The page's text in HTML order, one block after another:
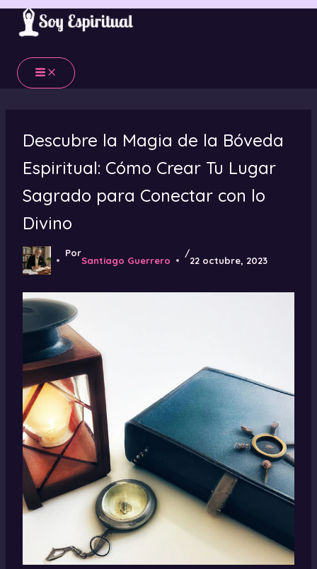
Ir
contenido
Descubre la Magia de la Bóveda
Espiritual: Cómo Crear Tu Lugar
Sagrado para Conectar con lo
Divino
Por
Santiago Guerrero
/
22 octubre, 2023